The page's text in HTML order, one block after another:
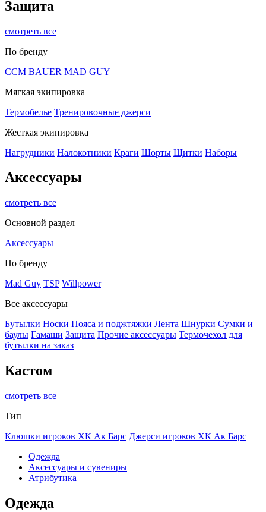
Защита
смотреть все
По бренду
CCM BAUER MAD GUY
Мягкая экипировка
Термобелье Тренировочные джерси
Жесткая экипировка
Нагрудники Налокотники Краги Шорты Щитки Наборы
Аксессуары
смотреть все
Основной раздел
Аксессуары
По бренду
Mad Guy TSP Willpower
Все аксессуары
Бутылки Носки Пояса и поджтяжки Лента Шнурки Сумки и
баулы Гамаши Защита Прочие аксессуары Термочехол для
бутылки на заказ
Кастом
смотреть все
Тип
Клюшки игроков ХК Ак Барс Джерси игроков ХК Ак Барс
Одежда
Аксессуары и сувениры
Атрибутика
Одежда